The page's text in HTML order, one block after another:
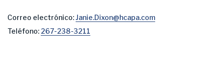
Correo electrónico:Janie.Dixon@hcapa.com
Teléfono: 267-238-3211